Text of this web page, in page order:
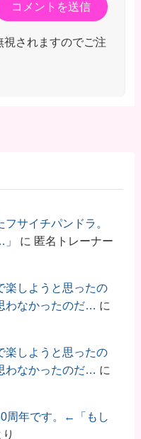
視されますのでご注
サイチパンドラ。
に 匿名トレーナー
楽しようと思ったの
わなかったのだ… に
楽しようと思ったの
わなかったのだ… に
周年です。←「もし
り